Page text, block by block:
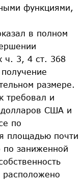
функциями,
в полном
ч. 3, 4 ст. 368
размере.
требовал и
США и
по
площадью почти
по заниженной
расположено